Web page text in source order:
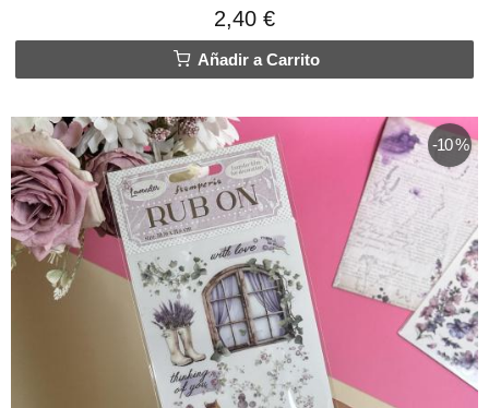
2,40 €
Añadir a Carrito
-10 %